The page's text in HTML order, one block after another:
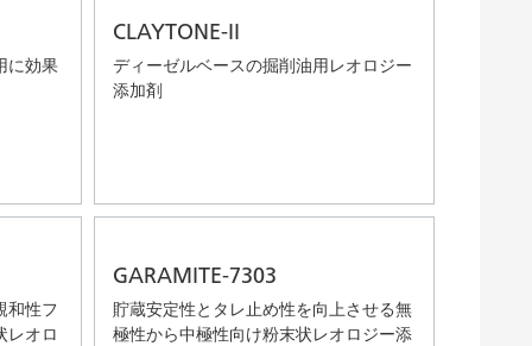
に効果
CLAYTONE-II
ディーゼルベースの掘削油用レオロジー
添加剤
和性フ
レオロ
GARAMITE-7303
貯蔵安定性とタレ止め性を向上させる無
極性から中極性向け粉末状レオロジー添